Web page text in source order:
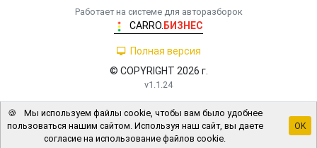
Работает на системе для авторазборок
CARRO. БИЗНЕС
Полная версия
© COPYRIGHT 2026 г.
v1.1.24
🍪
Мы используем файлы cookie, чтобы вам было удобнее
пользоваться нашим сайтом. Используя наш сайт, вы даете
согласие на использование файлов cookie.
OK